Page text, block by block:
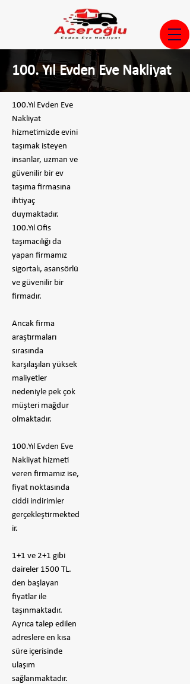
100. Yıl Evden Eve Nakliyat
100.Yıl Evden Eve
Nakliyat
hizmetimizde evini
taşımak isteyen
insanlar, uzman ve
güvenilir bir ev
taşıma firmasına
ihtiyaç
duymaktadır.
100.Yıl Ofis
taşımacılığı da
yapan firmamız
sigortalı, asansörlü
ve güvenilir bir
firmadır.
​Ancak firma
araştırmaları
sırasında
karşılaşılan yüksek
maliyetler
nedeniyle pek çok
müşteri mağdur
olmaktadır.
100.Yıl Evden Eve
Nakliyat hizmeti
veren firmamız ise,
fiyat noktasında
ciddi indirimler
gerçekleştirmekted
ir.
1+1 ve 2+1 gibi
daireler 1500 TL.
den başlayan
fiyatlar ile
taşınmaktadır.
Ayrıca talep edilen
adreslere en kısa
süre içerisinde
ulaşım
sağlanmaktadır.